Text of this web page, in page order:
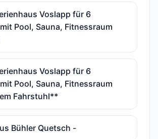
Voslapp für 6
Pool, Sauna, Fitnessraum
Voslapp für 6
Pool, Sauna, Fitnessraum
Fahrstuhl**
Bühler Quetsch -